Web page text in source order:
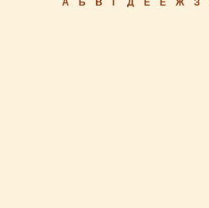
А Б В Г Д Е Ё Ж З